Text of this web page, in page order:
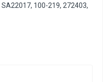
SA22017, 100-219, 272403,